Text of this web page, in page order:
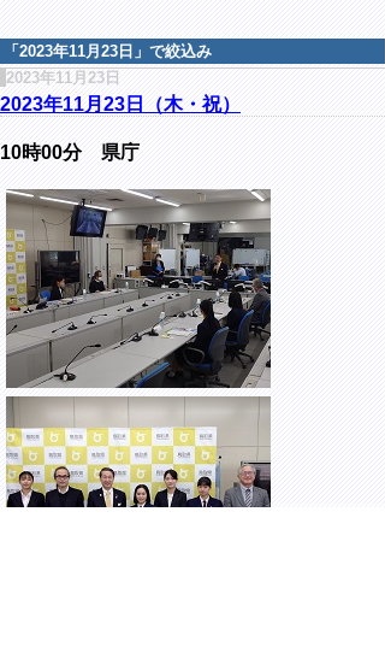
「 2023年11月23日 」で絞込み
2023年11月23日
2023年11月23日（木・祝）
10時00分 県庁